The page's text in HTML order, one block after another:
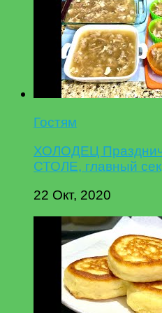
Гостям
ХОЛОДЕЦ
СТОЛЕ, главный
22 Окт, 2020